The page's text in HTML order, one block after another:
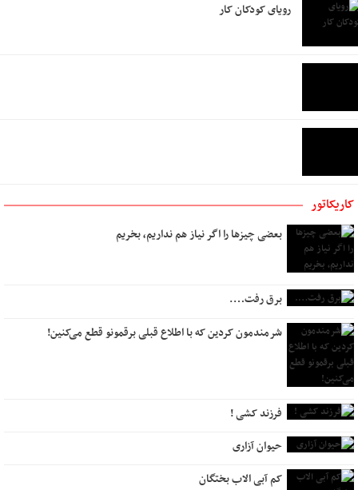
رویای کودکان کار
کاریکاتور
بعضی چیزها را اگر نیاز هم نداریم، بخریم
برق رفت….
شرمندمون کردین که با اطلاع قبلی برقمونو قطع می‌کنین!
فرزند کشی !
حیوان آزاری
کم آبی الاب بختگان